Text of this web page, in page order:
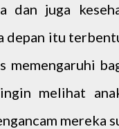
dan juga
depan itu
melihat
mereka